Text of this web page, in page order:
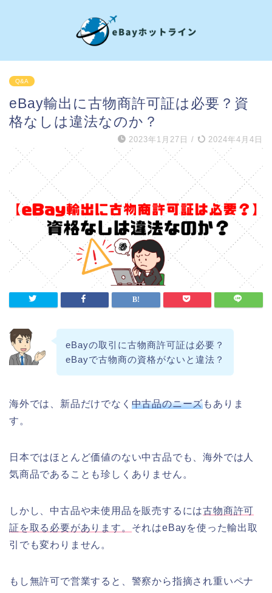
Q&A
eBay輸出に古物商許可証は必要？資
格なしは違法なのか？
2023年1月27日 / 2024年4月4日
eBayの取引に古物商許可証は必要？
eBayで古物商の資格がないと違法？
海外では、新品だけでなく 中古品のニーズもありま
す。
日本ではほとんど価値のない中古品でも、海外では人
気商品であることも珍しくありません。
しかし、中古品や未使用品を販売するには古物商許可
証を取る必要があります。 それはeBayを使った輸出取
引でも変わりません。
もし無許可で営業すると、警察から指摘され重いペナ